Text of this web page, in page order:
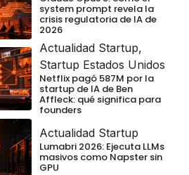
system prompt revela la
crisis regulatoria de IA de
2026
Actualidad Startup,
Startup Estados Unidos
Netflix pagó 587M por la
startup de IA de Ben
Affleck: qué significa para
founders
Actualidad Startup
Lumabri 2026: Ejecuta LLMs
masivos como Napster sin
GPU